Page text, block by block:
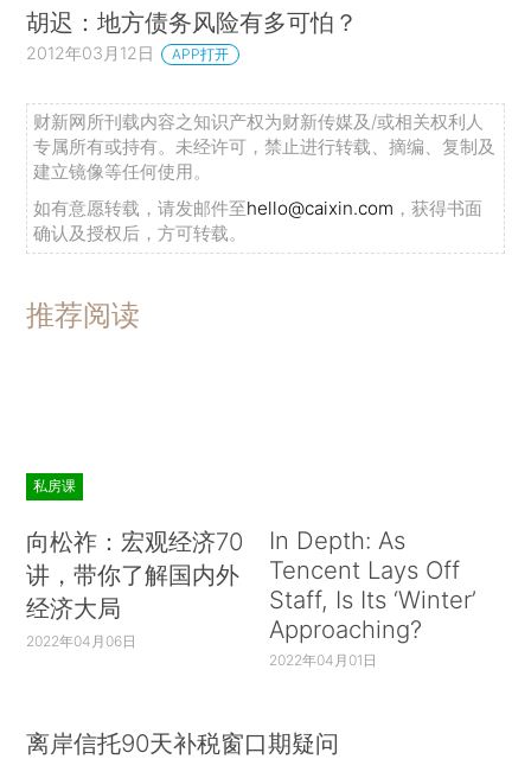
胡迟：地方债务风险有多可怕？
2012年03月12日 APP打开
财新网所刊载内容之知识产权为财新传媒及/或相关权利人
专属所有或持有。未经许可，禁止进行转载、摘编、复制及
建立镜像等任何使用。
如有意愿转载，请发邮件至hello@caixin.com ，获得书面
确认及授权后，方可转载。
推荐阅读
私房课
向松祚：宏观经济70
讲，带你了解国内外
经济大局
2022年04月06日
In Depth: As
Tencent Lays Off
Staff, Is Its ‘Winter’
Approaching?
2022年04月01日
离岸信托90天补税窗口期疑问